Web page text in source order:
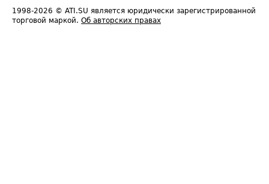
1998-2026 © ATI.SU является юридически зарегистрированной
торговой маркой. Об авторских правах